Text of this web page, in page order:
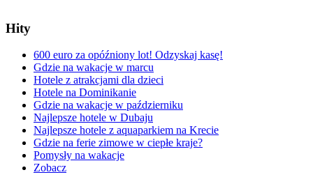
Hity
600 euro za opóźniony lot! Odzyskaj kasę!
Gdzie na wakacje w marcu
Hotele z atrakcjami dla dzieci
Hotele na Dominikanie
Gdzie na wakacje w październiku
Najlepsze hotele w Dubaju
Najlepsze hotele z aquaparkiem na Krecie
Gdzie na ferie zimowe w ciepłe kraje?
Pomysły na wakacje
Zobacz